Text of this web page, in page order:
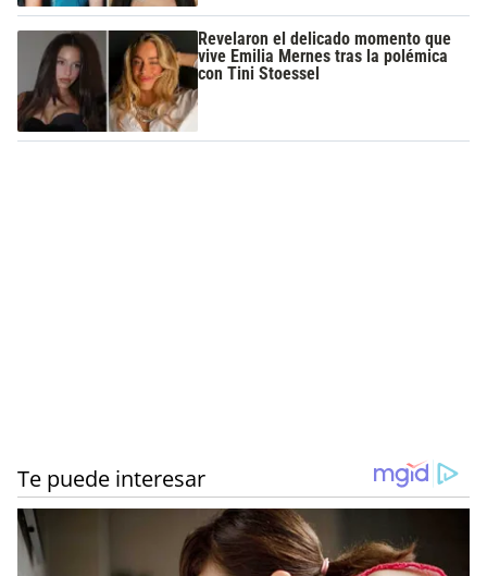
Revelaron el delicado momento que
vive Emilia Mernes tras la polémica
con Tini Stoessel